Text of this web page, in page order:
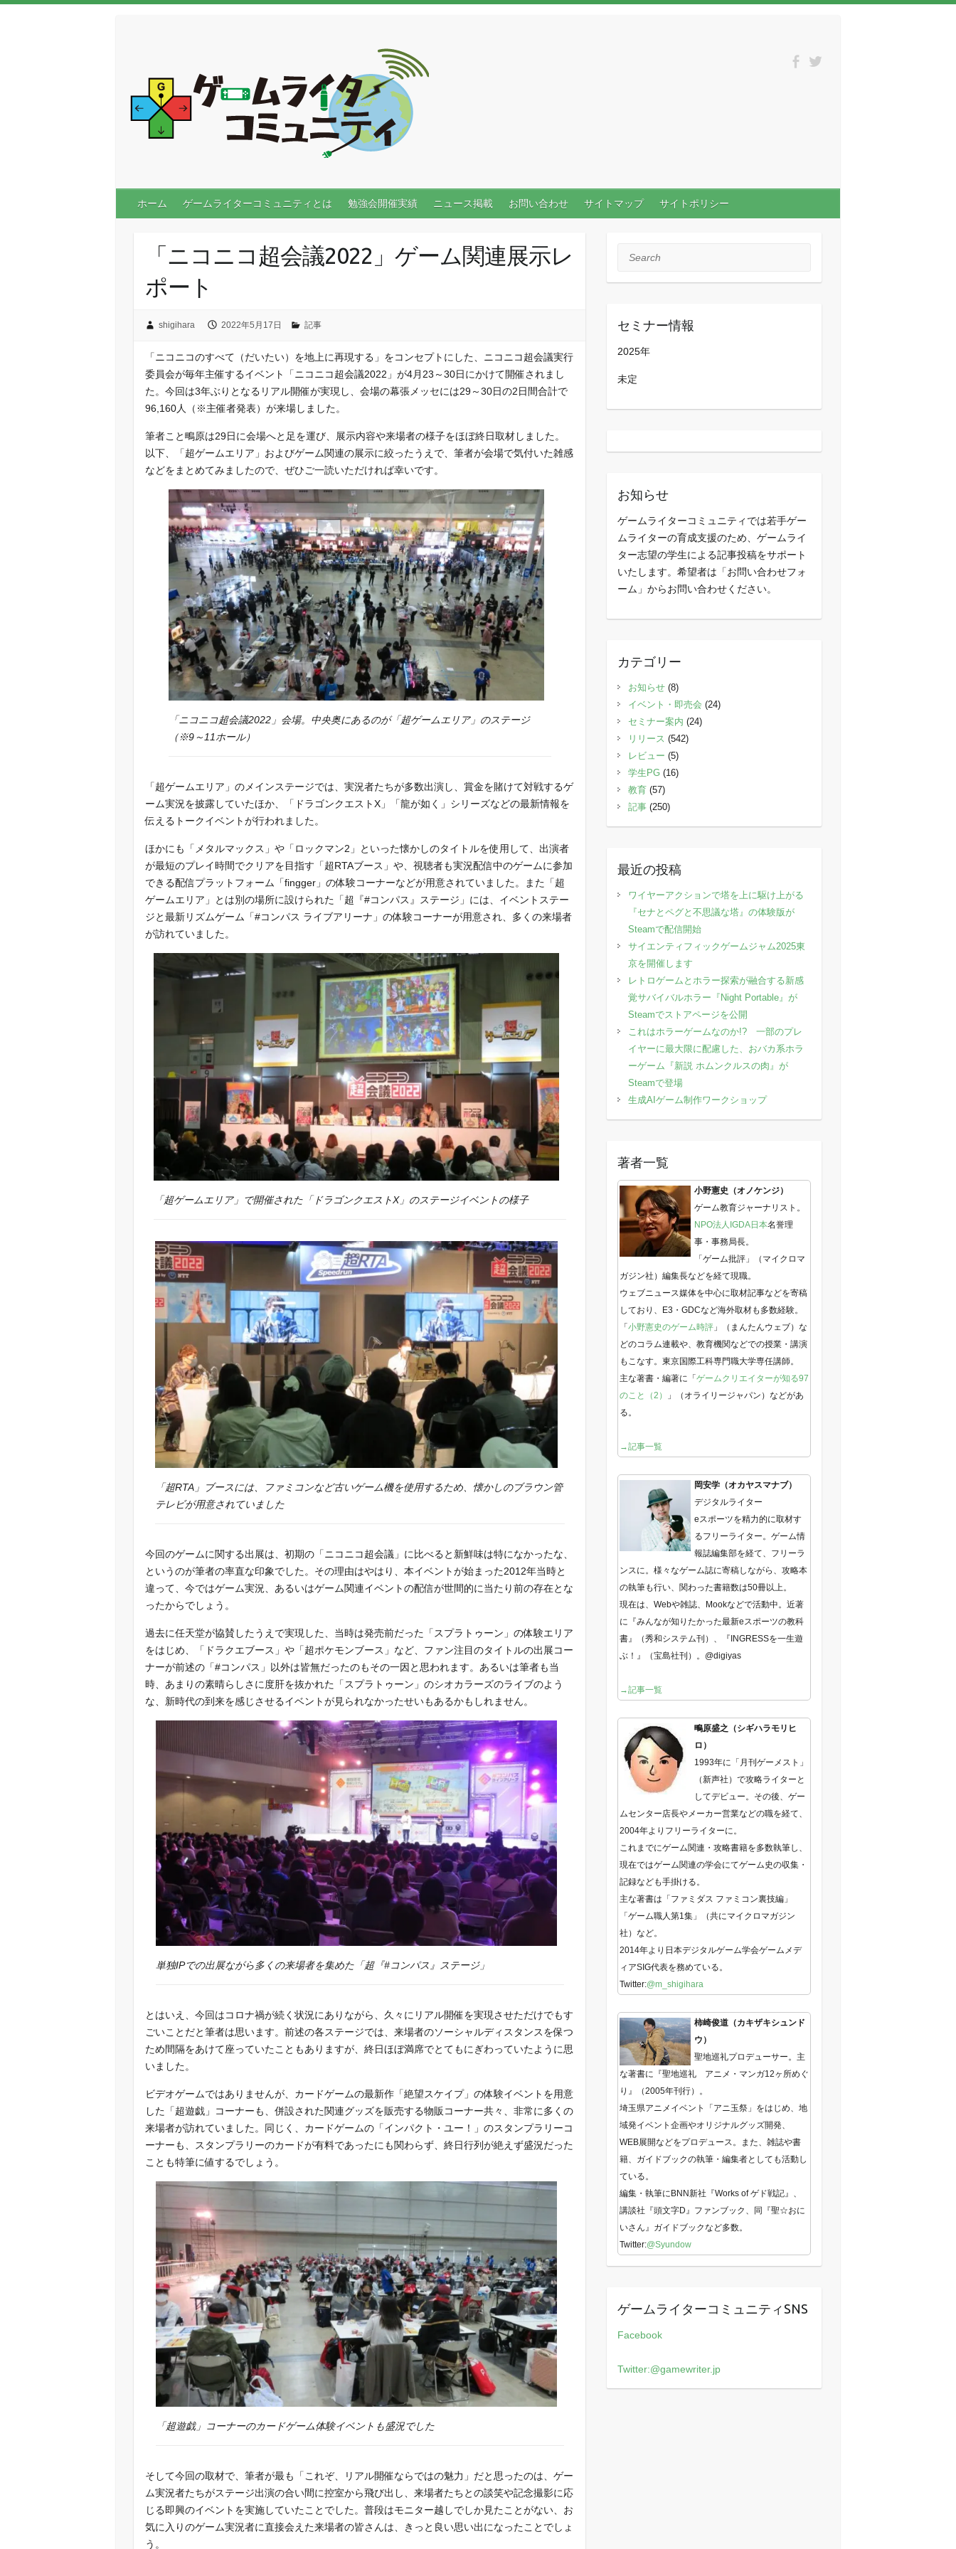
ホーム ゲームライターコミュニティとは 勉強会開催実績 ニュース掲載 お問い合わせ サイトマップ サイトポリシー
「ニコニコ超会議2022」ゲーム関連展示レ
ポート
shigihara 2022年5月17日 記事
「ニコニコのすべて（だいたい）を地上に再現する」をコンセプトにした、ニコニコ超会議実行
委員会が毎年主催するイベント「ニコニコ超会議2022」が4月23～30日にかけて開催されまし
た。今回は3年ぶりとなるリアル開催が実現し、会場の幕張メッセには29～30日の2日間合計で
96,160人（※主催者発表）が来場しました。
筆者こと鴫原は29日に会場へと足を運び、展示内容や来場者の様子をほぼ終日取材しました。
以下、「超ゲームエリア」およびゲーム関連の展示に絞ったうえで、筆者が会場で気付いた雑感
などをまとめてみましたので、ぜひご一読いただければ幸いです。
「ニコニコ超会議2022」会場。中央奥にあるのが「超ゲームエリア」のステージ
（※9～11ホール）
「超ゲームエリア」のメインステージでは、実況者たちが多数出演し、賞金を賭けて対戦するゲ
ーム実況を披露していたほか、「ドラゴンクエストX」「龍が如く」シリーズなどの最新情報を
伝えるトークイベントが行われました。
ほかにも「メタルマックス」や「ロックマン2」といった懐かしのタイトルを使用して、出演者
が最短のプレイ時間でクリアを目指す「超RTAブース」や、視聴者も実況配信中のゲームに参加
できる配信プラットフォーム「fingger」の体験コーナーなどが用意されていました。また「超
ゲームエリア」とは別の場所に設けられた「超『#コンパス』ステージ」には、イベントステー
ジと最新リズムゲーム「#コンパス ライブアリーナ」の体験コーナーが用意され、多くの来場者
が訪れていました。
「超ゲームエリア」で開催された「ドラゴンクエストX」のステージイベントの様子
「超RTA」ブースには、ファミコンなど古いゲーム機を使用するため、懐かしのブラウン管
テレビが用意されていました
今回のゲームに関する出展は、初期の「ニコニコ超会議」に比べると新鮮味は特になかったな、
というのが筆者の率直な印象でした。その理由はやはり、本イベントが始まった2012年当時と
違って、今ではゲーム実況、あるいはゲーム関連イベントの配信が世間的に当たり前の存在とな
ったからでしょう。
過去に任天堂が協賛したうえで実現した、当時は発売前だった「スプラトゥーン」の体験エリア
をはじめ、「ドラクエブース」や「超ポケモンブース」など、ファン注目のタイトルの出展コー
ナーが前述の「#コンパス」以外は皆無だったのもその一因と思われます。あるいは筆者も当
時、あまりの素晴らしさに度肝を抜かれた「スプラトゥーン」のシオカラーズのライブのよう
な、新時代の到来を感じさせるイベントが見られなかったせいもあるかもしれません。
単独IPでの出展ながら多くの来場者を集めた「超『#コンパス』ステージ」
とはいえ、今回はコロナ禍が続く状況にありながら、久々にリアル開催を実現させただけでもす
ごいことだと筆者は思います。前述の各ステージでは、来場者のソーシャルディスタンスを保つ
ため間隔をあけて座っていたこともありますが、終日ほぼ満席でとてもにぎわっていたように思
いました。
ビデオゲームではありませんが、カードゲームの最新作「絶望スケイプ」の体験イベントを用意
した「超遊戯」コーナーも、併設された関連グッズを販売する物販コーナー共々、非常に多くの
来場者が訪れていました。同じく、カードゲームの「インパクト・ユー！」のスタンプラリーコ
ーナーも、スタンプラリーのカードが有料であったにも関わらず、終日行列が絶えず盛況だった
ことも特筆に値するでしょう。
「超遊戯」コーナーのカードゲーム体験イベントも盛況でした
そして今回の取材で、筆者が最も「これぞ、リアル開催ならではの魅力」だと思ったのは、ゲー
ム実況者たちがステージ出演の合い間に控室から飛び出し、来場者たちとの談笑や記念撮影に応
じる即興のイベントを実施していたことでした。普段はモニター越しでしか見たことがない、お
気に入りのゲーム実況者に直接会えた来場者の皆さんは、きっと良い思い出になったことでしょ
う。
Search
セミナー情報
2025年
未定
お知らせ
ゲームライターコミュニティでは若手ゲー
ムライターの育成支援のため、ゲームライ
ター志望の学生による記事投稿をサポート
いたします。希望者は「お問い合わせフォ
ーム」からお問い合わせください。
カテゴリー
お知らせ(8)
イベント・即売会 (24)
セミナー案内 (24)
リリース (542)
レビュー (5)
学生PG(16)
教育(57)
記事(250)
最近の投稿
ワイヤーアクションで塔を上に駆け上がる
『セナとペグと不思議な塔』の体験版が
Steamで配信開始
サイエンティフィックゲームジャム2025東
京を開催します
レトロゲームとホラー探索が融合する新感
覚サバイバルホラー『Night Portable』が
Steamでストアページを公開
これはホラーゲームなのか!? 一部のプレ
イヤーに最大限に配慮した、おバカ系ホラ
ーゲーム『新説 ホムンクルスの肉』が
Steamで登場
生成AIゲーム制作ワークショップ
著者一覧
小野憲史（オノケンジ）
ゲーム教育ジャーナリスト。
NPO法人IGDA日本名誉理
事・事務局長。
「ゲーム批評」（マイクロマ
ガジン社）編集長などを経て現職。
ウェブニュース媒体を中心に取材記事などを寄稿
しており、E3・GDCなど海外取材も多数経験。
「 小野憲史のゲーム時評」（まんたんウェブ）な
どのコラム連載や、教育機関などでの授業・講演
もこなす。東京国際工科専門職大学専任講師。
主な著書・編著に「 ゲームクリエイターが知る97
のこと（2）
」（オライリージャパン）などがあ
る。
→記事一覧
岡安学（オカヤスマナブ）
デジタルライター
eスポーツを精力的に取材す
るフリーライター。ゲーム情
報誌編集部を経て、フリーラ
ンスに。様々なゲーム誌に寄稿しながら、攻略本
の執筆も行い、関わった書籍数は50冊以上。
現在は、Webや雑誌、Mookなどで活動中。近著
に『みんなが知りたかった最新eスポーツの教科
書』（秀和システム刊）、『INGRESSを一生遊
ぶ！』（宝島社刊）。@digiyas
→記事一覧
鴫原盛之（シギハラモリヒ
ロ）
1993年に「月刊ゲーメスト」
（新声社）で攻略ライターと
してデビュー。その後、ゲー
ムセンター店長やメーカー営業などの職を経て、
2004年よりフリーライターに。
これまでにゲーム関連・攻略書籍を多数執筆し、
現在ではゲーム関連の学会にてゲーム史の収集・
記録なども手掛ける。
主な著書は「ファミダス ファミコン裏技編」
「ゲーム職人第1集」（共にマイクロマガジン
社）など。
2014年より日本デジタルゲーム学会ゲームメデ
ィアSIG代表を務めている。
Twitter:@m_shigihara
柿崎俊道（カキザキシュンド
ウ）
聖地巡礼プロデューサー。主
な著書に『聖地巡礼 アニメ・マンガ12ヶ所めぐ
り』（2005年刊行）。
埼玉県アニメイベント「アニ玉祭」をはじめ、地
域発イベント企画やオリジナルグッズ開発、
WEB展開などをプロデュース。また、雑誌や書
籍、ガイドブックの執筆・編集者としても活動し
ている。
編集・執筆にBNN新社『Works of ゲド戦記』、
講談社『頭文字D』ファンブック、同『聖☆おに
いさん』ガイドブックなど多数。
Twitter:@Syundow
ゲームライターコミュニティSNS
Facebook
Twitter:@gamewriter.jp